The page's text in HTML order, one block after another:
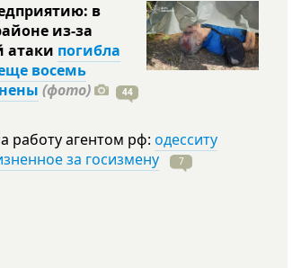
в
из-за
атаки погибла
восемь
(фото) 44
работу агентом рф: одесситу
за госизмену
7